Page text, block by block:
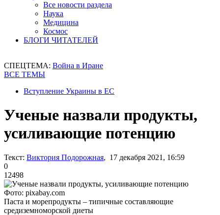
Все новости раздела
Наука
Медицина
Космос
БЛОГИ ЧИТАТЕЛЕЙ
СПЕЦТЕМА: Война в Иране
ВСЕ ТЕМЫ
Вступление Украины в ЕС
Ученые назвали продукты,
усиливающие потенцию
Текст: Виктория Подорожная, 17 декабря 2021, 16:59
0
12498
Фото: pixabay.com
Паста и морепродукты – типичные составляющие
средиземноморской диеты